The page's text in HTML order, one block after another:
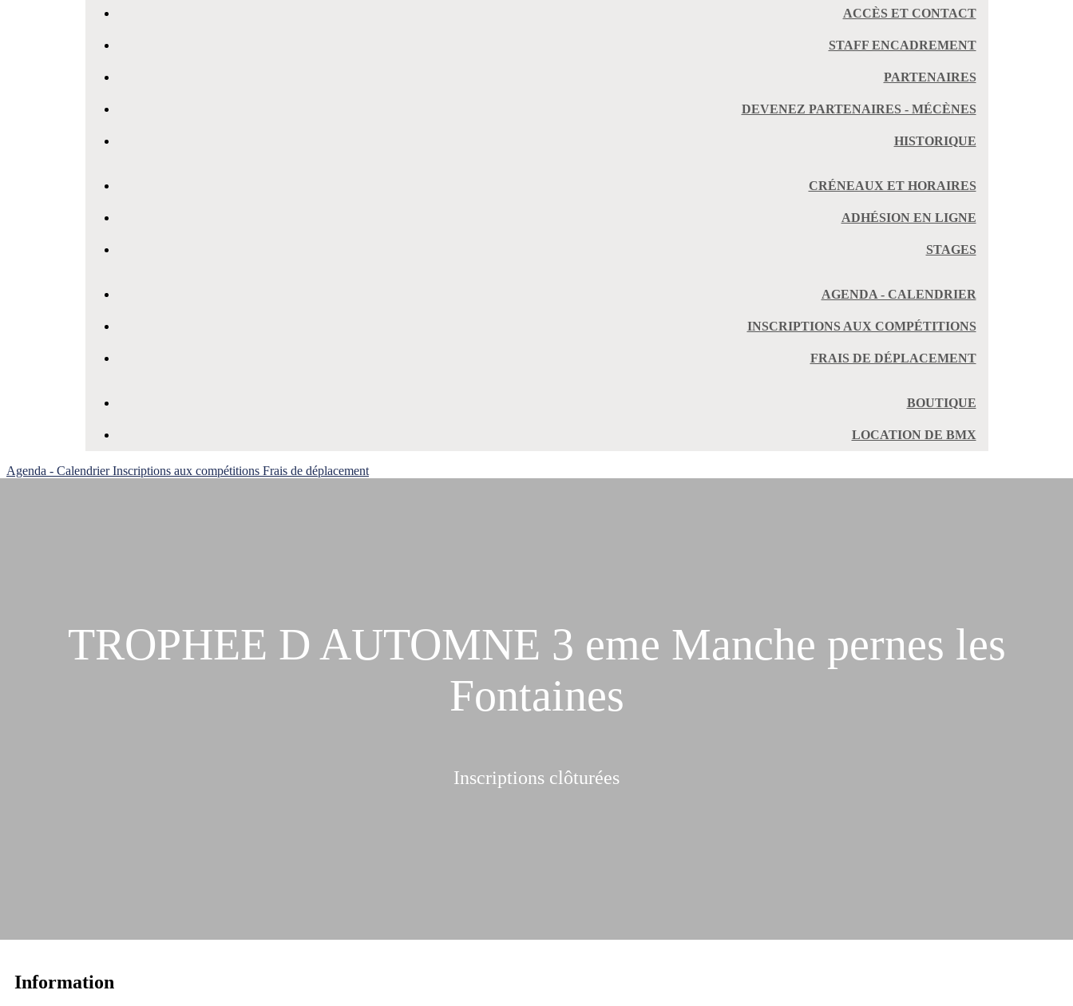
ACCÈS ET CONTACT
STAFF ENCADREMENT
PARTENAIRES
DEVENEZ PARTENAIRES - MÉCÈNES
HISTORIQUE
CRÉNEAUX ET HORAIRES
ADHÉSION EN LIGNE
STAGES
AGENDA - CALENDRIER
INSCRIPTIONS AUX COMPÉTITIONS
FRAIS DE DÉPLACEMENT
BOUTIQUE
LOCATION DE BMX
Agenda - CalendrierInscriptions aux compétitions Frais de déplacement
TROPHEE D AUTOMNE 3 eme Manche pernes les
Fontaines
Inscriptions clôturées
Information